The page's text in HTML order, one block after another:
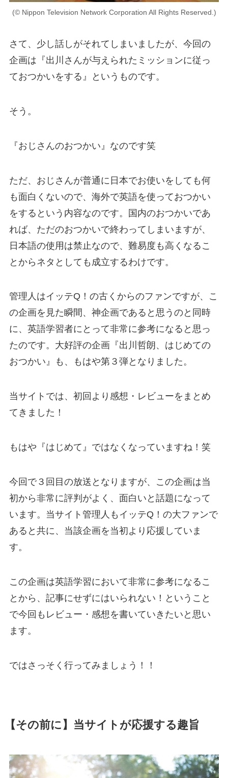
(© Nippon Television Network Corporation All Rights Reserved.)
さて、少し話しがそれてしまいましたが、今回の
企画は『出川さんが与えられたミッションに従っ
ておつかいをする』というものです。
そう。
『おじさんのおつかい』なのです笑
ただ、おじさんが普通に日本でお使いをしても何
も面白くないので、 海外で英語を使っておつかい
をする という内容なのです。国内のおつかいであ
れば、ただのおつかいで終わってしまいますが、
日本語の使用は禁止なので、難易度も高くなるこ
とからネタとしても成立するわけです。
管理人はイッテQ！の古くからのファンですが、こ
の企画を見た瞬間、神企画であると思うのと同時
に、英語学習者にとって非常に参考になると思っ
たのです。大好評の企画『出川哲朗、はじめての
おつかい』も、もはや第３弾となりました。
当サイトでは、初回より感想・レビューをまとめ
てきました！
もはや『はじめて』ではなくなっていますね！笑
今回で３回目の放送となりますが、この企画は当
初から非常に評判がよく、面白いと話題になって
います。当サイト管理人もイッテQ！の大ファンで
あると共に、当該企画を当初より応援していま
す。
この企画は英語学習において非常に参考になるこ
とから、記事にせずにはいられない！ということ
で今回もレビュー・感想を書いていきたいと思い
ます。
ではさっそく行ってみましょう！！
【その前に】当サイトが応援する趣旨